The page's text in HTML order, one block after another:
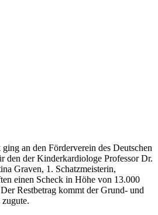
an den Förderverein des Deutschen
den der Kinderkardiologe Professor Dr.
Graven, 1. Schatzmeisterin,
einen Scheck in Höhe von 13.000
Restbetrag kommt der Grund- und